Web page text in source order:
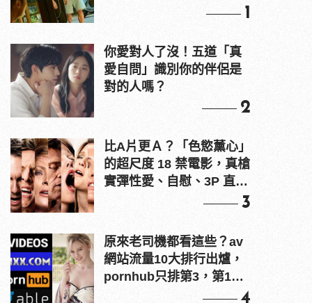
1
你愛對人了沒！五道「真
愛自問」識別你的伴侶是
對的人嗎？
2
比A片更Ａ？「色慾薰心」
的超尺度 18 禁電影，真槍
實彈性愛、自慰、3P 直接
3
原來老司機都看這些？av
網站流量10大排行出爐，
pornhub只排第3，第1名
4